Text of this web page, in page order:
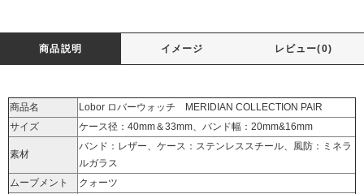
商品説明 イメージ レビュー(0)
商品名
Lobor ロバーウォッチ MERIDIAN COLLECTION PAIR
サイズ
ケース径：40mm＆33mm、バンド幅：20mm&16mm
素材
バンド：レザー、ケース：ステンレススチール、風防：ミネラ
ルガラス
ムーブメント
クォーツ